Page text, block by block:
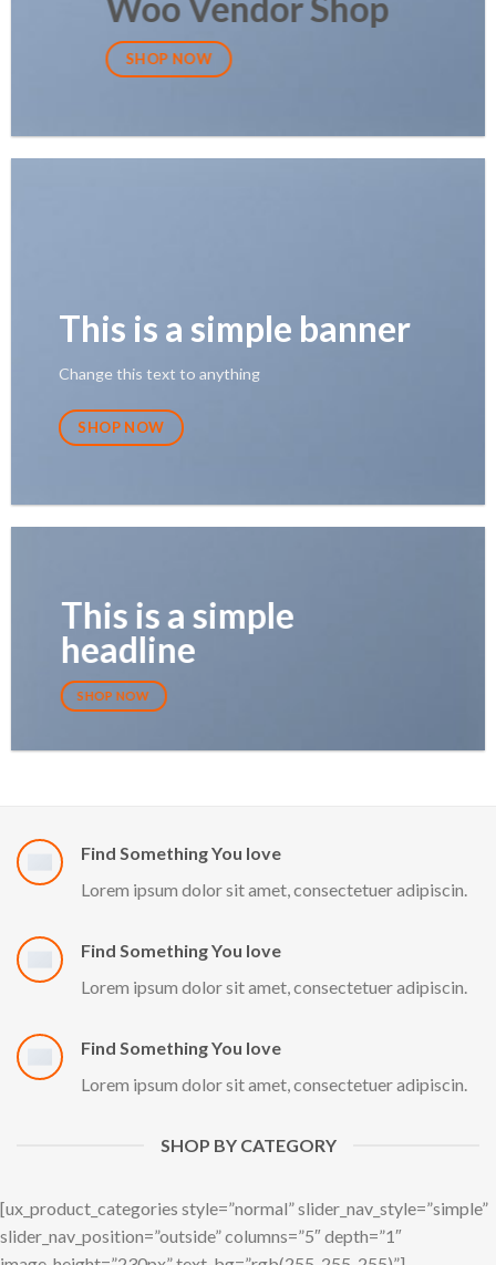
Woo Vendor Shop
SHOP NOW
This is a simple banner
Change this text to anything
SHOP NOW
This is a simple
headline
SHOP NOW
Find Something You love
Lorem ipsum dolor sit amet, consectetuer adipiscin.
Find Something You love
Lorem ipsum dolor sit amet, consectetuer adipiscin.
Find Something You love
Lorem ipsum dolor sit amet, consectetuer adipiscin.
SHOP BY CATEGORY
[ux_product_categories style=”normal” slider_nav_style=”simple”
slider_nav_position=”outside” columns=”5″ depth=”1″